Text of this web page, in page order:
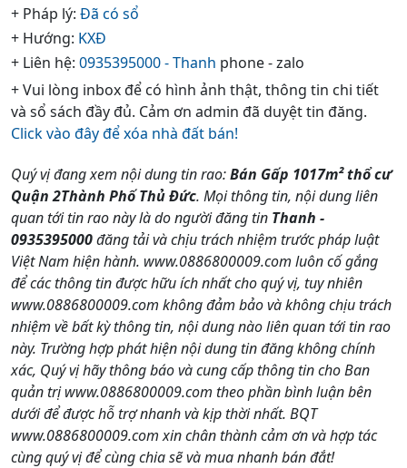
+ Pháp lý: Đã có sổ
+ Hướng: KXĐ
+ Liên hệ: 0935395000 - Thanh phone - zalo
+ Vui lòng inbox để có hình ảnh thật, thông tin chi tiết
và sổ sách đầy đủ. Cảm ơn admin đã duyệt tin đăng.
Click vào đây để xóa nhà đất bán!
Quý vị đang xem nội dung tin rao:Bán Gấp 1017m² thổ cư
Quận 2Thành Phố Thủ Đức. Mọi thông tin, nội dung liên
quan tới tin rao này là do người đăng tin Thanh -
0935395000đăng tải và chịu trách nhiệm trước pháp luật
Việt Nam hiện hành. www.0886800009.com luôn cố gắng
để các thông tin được hữu ích nhất cho quý vị, tuy nhiên
www.0886800009.com không đảm bảo và không chịu trách
nhiệm về bất kỳ thông tin, nội dung nào liên quan tới tin rao
này. Trường hợp phát hiện nội dung tin đăng không chính
xác, Quý vị hãy thông báo và cung cấp thông tin cho Ban
quản trị www.0886800009.com theo phần bình luận bên
dưới để được hỗ trợ nhanh và kịp thời nhất. BQT
www.0886800009.com xin chân thành cảm ơn và hợp tác
cùng quý vị để cùng chia sẽ và mua nhanh bán đắt!